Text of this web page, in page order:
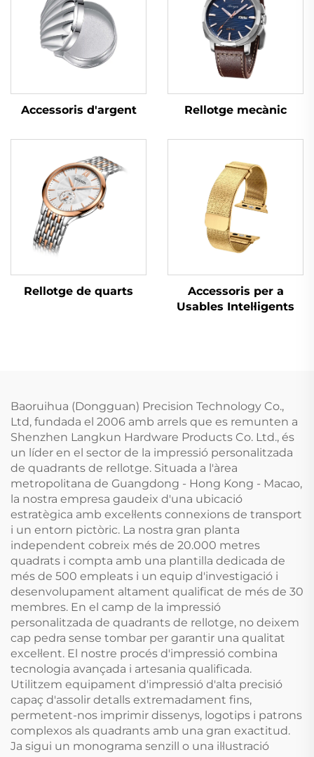
Accessoris d'argent Rellotge mecànic
Rellotge de quarts
Accessoris per a
Usables Intel·ligents
Baoruihua (Dongguan) Precision Technology Co.,
Ltd, fundada el 2006 amb arrels que es remunten a
Shenzhen Langkun Hardware Products Co. Ltd., és
un líder en el sector de la impressió personalitzada
de quadrants de rellotge. Situada a l'àrea
metropolitana de Guangdong - Hong Kong - Macao,
la nostra empresa gaudeix d'una ubicació
estratègica amb excel·lents connexions de transport
i un entorn pictòric. La nostra gran planta
independent cobreix més de 20.000 metres
quadrats i compta amb una plantilla dedicada de
més de 500 empleats i un equip d'investigació i
desenvolupament altament qualificat de més de 30
membres. En el camp de la impressió
personalitzada de quadrants de rellotge, no deixem
cap pedra sense tombar per garantir una qualitat
excel·lent. El nostre procés d'impressió combina
tecnologia avançada i artesania qualificada.
Utilitzem equipament d'impressió d'alta precisió
capaç d'assolir detalls extremadament fins,
permetent-nos imprimir dissenys, logotips i patrons
complexos als quadrants amb una gran exactitud.
Ja sigui un monograma senzill o una il·lustració